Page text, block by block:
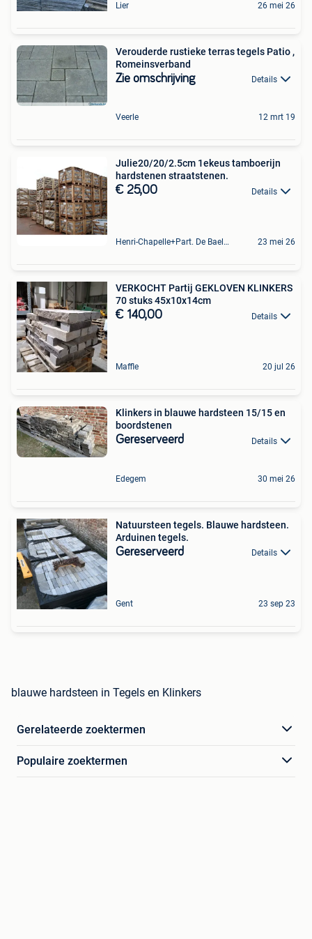
Lier 26 mei 26
Verouderde rustieke terras tegels Patio ,
Romeinsverband
Zie omschrijving Details
Veerle 12 mrt 19
Julie20/20/2.5cm 1ekeus tamboerijn
hardstenen straatstenen.
€ 25,00 Details
Henri-Chapelle+Part. De Baelen 23 mei 26
VERKOCHT Partij GEKLOVEN KLINKERS
70 stuks 45x10x14cm
€ 140,00 Details
Maffle 20 jul 26
Klinkers in blauwe hardsteen 15/15 en
boordstenen
Gereserveerd Details
Edegem 30 mei 26
Natuursteen tegels. Blauwe hardsteen.
Arduinen tegels.
Gereserveerd Details
Gent 23 sep 23
blauwe hardsteen in Tegels en Klinkers
Gerelateerde zoektermen
Populaire zoektermen